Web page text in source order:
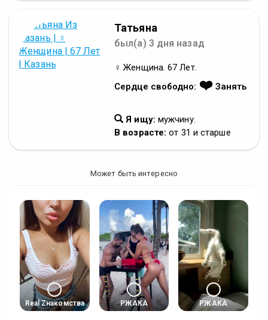
Татьяна
был(а) 3 дня назад
♀ Женщина. 67 Лет.
Сердце свободно: ❤️Занять
Я ищу: мужчину.
В возрасте: от 31 и старше
Может быть интересно
Real Zнакомства РЖАКА РЖАКА